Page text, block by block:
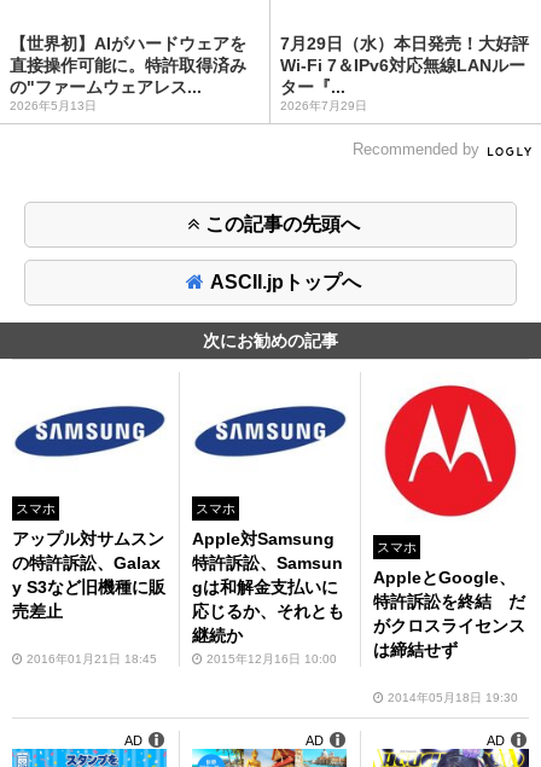
【世界初】AIがハードウェアを
直接操作可能に。特許取得済み
の"ファームウェアレス...
2026年5月13日
7月29日（水）本日発売！大好評
Wi-Fi 7＆IPv6対応無線LANルー
ター『...
2026年7月29日
Recommended by
この記事の先頭へ
ASCII.jpトップへ
次にお勧めの記事
スマホ
アップル対サムスン
の特許訴訟、Galax
y S3など旧機種に販
売差止
2016年01月21日 18:45
スマホ
Apple対Samsung
特許訴訟、Samsun
gは和解金支払いに
応じるか、それとも
継続か
2015年12月16日 10:00
スマホ
AppleとGoogle、
特許訴訟を終結 だ
がクロスライセンス
は締結せず
2014年05月18日 19:30
AD AD AD